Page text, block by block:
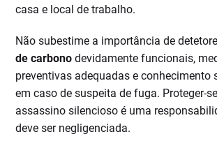
casa e local de trabalho.
Não subestime a importância de
de carbono devidamente funcionais,
preventivas adequadas e conhecimento
em caso de suspeita de fuga. Proteger-
assassino silencioso é uma
deve ser negligenciada.